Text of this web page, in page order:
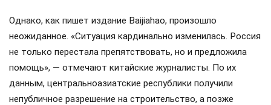
Однако, как пишет издание Baijiahao, произошло
неожиданное. «Ситуация кардинально изменилась. Россия
не только перестала препятствовать, но и предложила
помощь», — отмечают китайские журналисты. По их
данным, центральноазиатские республики получили
непубличное разрешение на строительство, а позже